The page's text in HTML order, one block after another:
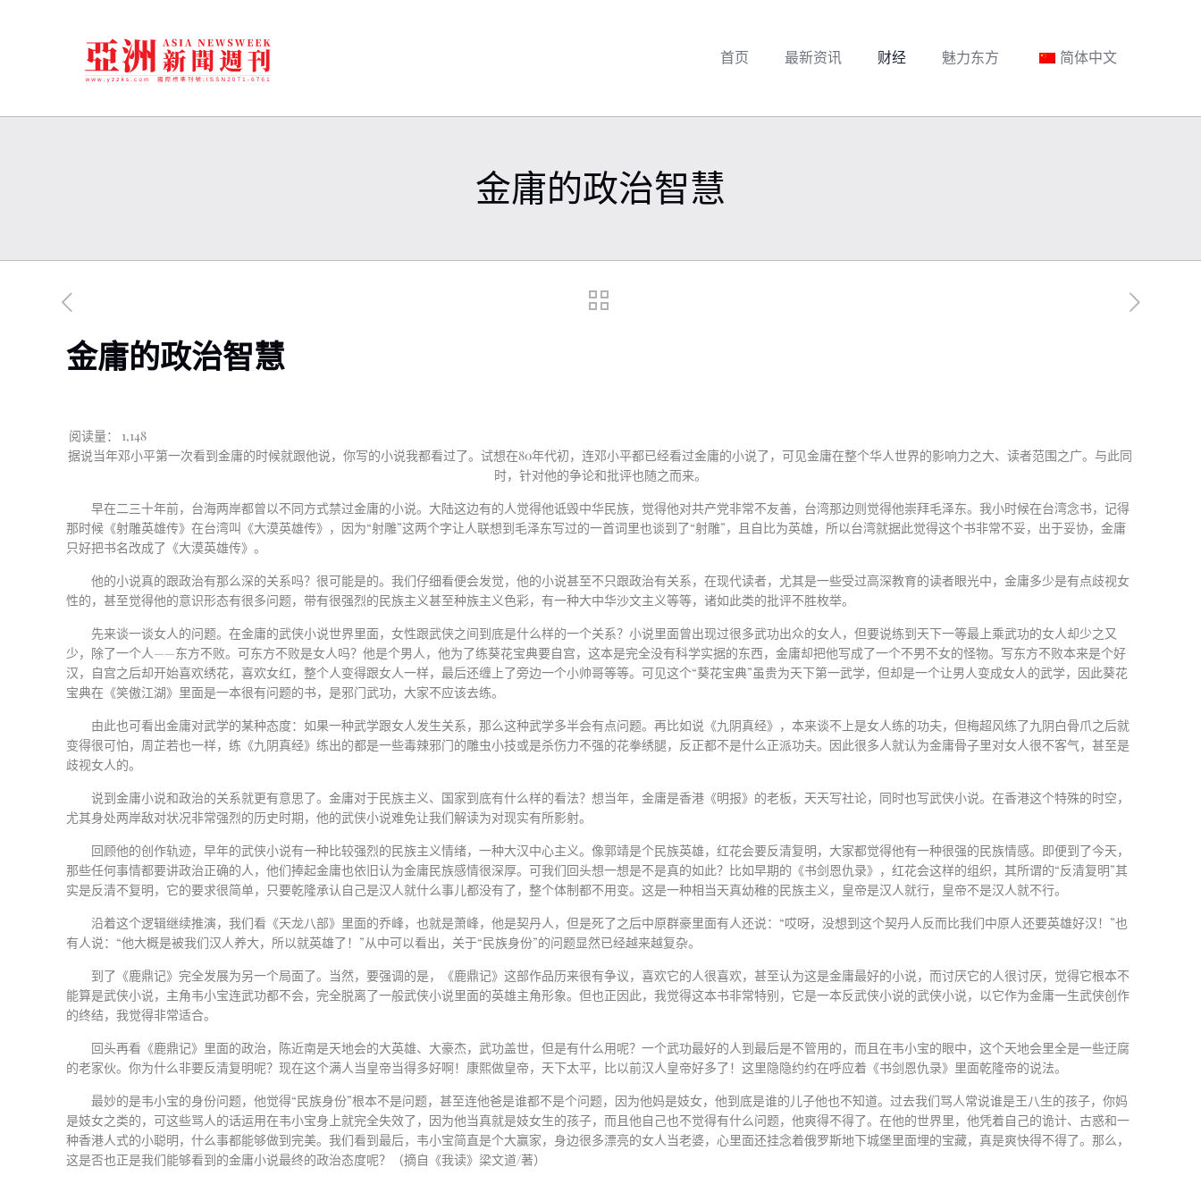
首页 最新资讯 财经 魅力东方 简体中文
金庸的政治智慧
金庸的政治智慧
阅读量：
1,148
据说当年邓小平第一次看到金庸的时候就跟他说，你写的小说我都看过了。试想在80年代初，连邓小平都已经看过金庸的小说了，可见金庸在整个华人世界的影响力之大、读者范围之广。与此同
时，针对他的争论和批评也随之而来。
早在二三十年前，台海两岸都曾以不同方式禁过金庸的小说。大陆这边有的人觉得他诋毁中华民族，觉得他对共产党非常不友善，台湾那边则觉得他崇拜毛泽东。我小时候在台湾念书，记得
那时候《射雕英雄传》在台湾叫《大漠英雄传》，因为“射雕”这两个字让人联想到毛泽东写过的一首词里也谈到了“射雕”，且自比为英雄，所以台湾就据此觉得这个书非常不妥，出于妥协，金庸
只好把书名改成了《大漠英雄传》。
他的小说真的跟政治有那么深的关系吗？很可能是的。我们仔细看便会发觉，他的小说甚至不只跟政治有关系，在现代读者，尤其是一些受过高深教育的读者眼光中，金庸多少是有点歧视女
性的，甚至觉得他的意识形态有很多问题，带有很强烈的民族主义甚至种族主义色彩，有一种大中华沙文主义等等，诸如此类的批评不胜枚举。
先来谈一谈女人的问题。在金庸的武侠小说世界里面，女性跟武侠之间到底是什么样的一个关系？小说里面曾出现过很多武功出众的女人，但要说练到天下一等最上乘武功的女人却少之又
少，除了一个人——东方不败。可东方不败是女人吗？他是个男人，他为了练葵花宝典要自宫，这本是完全没有科学实据的东西，金庸却把他写成了一个不男不女的怪物。写东方不败本来是个好
汉，自宫之后却开始喜欢绣花，喜欢女红，整个人变得跟女人一样，最后还缠上了旁边一个小帅哥等等。可见这个“葵花宝典”虽贵为天下第一武学，但却是一个让男人变成女人的武学，因此葵花
宝典在《笑傲江湖》里面是一本很有问题的书，是邪门武功，大家不应该去练。
由此也可看出金庸对武学的某种态度：如果一种武学跟女人发生关系，那么这种武学多半会有点问题。再比如说《九阴真经》，本来谈不上是女人练的功夫，但梅超风练了九阴白骨爪之后就
变得很可怕，周芷若也一样，练《九阴真经》练出的都是一些毒辣邪门的雕虫小技或是杀伤力不强的花拳绣腿，反正都不是什么正派功夫。因此很多人就认为金庸骨子里对女人很不客气，甚至是
歧视女人的。
说到金庸小说和政治的关系就更有意思了。金庸对于民族主义、国家到底有什么样的看法？想当年，金庸是香港《明报》的老板，天天写社论，同时也写武侠小说。在香港这个特殊的时空，
尤其身处两岸敌对状况非常强烈的历史时期，他的武侠小说难免让我们解读为对现实有所影射。
回顾他的创作轨迹，早年的武侠小说有一种比较强烈的民族主义情绪，一种大汉中心主义。像郭靖是个民族英雄，红花会要反清复明，大家都觉得他有一种很强的民族情感。即便到了今天，
那些任何事情都要讲政治正确的人，他们捧起金庸也依旧认为金庸民族感情很深厚。可我们回头想一想是不是真的如此？比如早期的《书剑恩仇录》，红花会这样的组织，其所谓的“反清复明”其
实是反清不复明，它的要求很简单，只要乾隆承认自己是汉人就什么事儿都没有了，整个体制都不用变。这是一种相当天真幼稚的民族主义，皇帝是汉人就行，皇帝不是汉人就不行。
沿着这个逻辑继续推演，我们看《天龙八部》里面的乔峰，也就是萧峰，他是契丹人，但是死了之后中原群豪里面有人还说：“哎呀，没想到这个契丹人反而比我们中原人还要英雄好汉！”也
有人说：“他大概是被我们汉人养大，所以就英雄了！”从中可以看出，关于“民族身份”的问题显然已经越来越复杂。
到了《鹿鼎记》完全发展为另一个局面了。当然，要强调的是，《鹿鼎记》这部作品历来很有争议，喜欢它的人很喜欢，甚至认为这是金庸最好的小说，而讨厌它的人很讨厌，觉得它根本不
能算是武侠小说，主角韦小宝连武功都不会，完全脱离了一般武侠小说里面的英雄主角形象。但也正因此，我觉得这本书非常特别，它是一本反武侠小说的武侠小说，以它作为金庸一生武侠创作
的终结，我觉得非常适合。
回头再看《鹿鼎记》里面的政治，陈近南是天地会的大英雄、大豪杰，武功盖世，但是有什么用呢？一个武功最好的人到最后是不管用的，而且在韦小宝的眼中，这个天地会里全是一些迂腐
的老家伙。你为什么非要反清复明呢？现在这个满人当皇帝当得多好啊！康熙做皇帝，天下太平，比以前汉人皇帝好多了！这里隐隐约约在呼应着《书剑恩仇录》里面乾隆帝的说法。
最妙的是韦小宝的身份问题，他觉得“民族身份”根本不是问题，甚至连他爸是谁都不是个问题，因为他妈是妓女，他到底是谁的儿子他也不知道。过去我们骂人常说谁是王八生的孩子，你妈
是妓女之类的，可这些骂人的话运用在韦小宝身上就完全失效了，因为他当真就是妓女生的孩子，而且他自己也不觉得有什么问题，他爽得不得了。在他的世界里，他凭着自己的诡计、古惑和一
种香港人式的小聪明，什么事都能够做到完美。我们看到最后，韦小宝简直是个大赢家，身边很多漂亮的女人当老婆，心里面还挂念着俄罗斯地下城堡里面埋的宝藏，真是爽快得不得了。那么，
这是否也正是我们能够看到的金庸小说最终的政治态度呢？（摘自《我读》梁文道/著）